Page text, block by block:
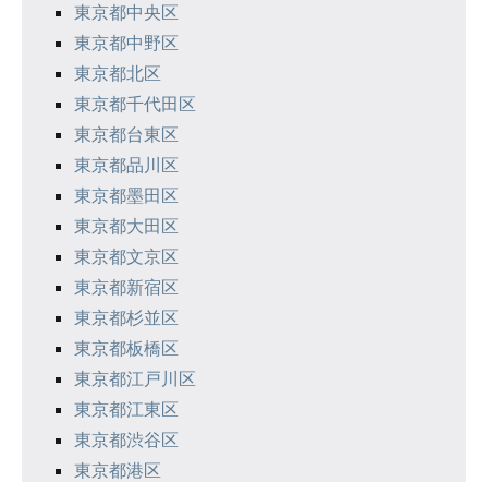
東京都中央区
東京都中野区
東京都北区
東京都千代田区
東京都台東区
東京都品川区
東京都墨田区
東京都大田区
東京都文京区
東京都新宿区
東京都杉並区
東京都板橋区
東京都江戸川区
東京都江東区
東京都渋谷区
東京都港区